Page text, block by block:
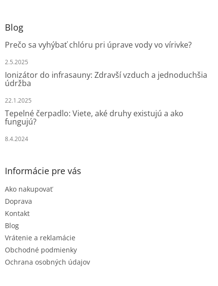
Blog
Prečo sa vyhýbať chlóru pri úprave vody vo vírivke?
2.5.2025
Ionizátor do infrasauny: Zdravší vzduch a jednoduchšia
údržba
22.1.2025
Tepelné čerpadlo: Viete, aké druhy existujú a ako
fungujú?
8.4.2024
Informácie pre vás
Ako nakupovať
Doprava
Kontakt
Blog
Vrátenie a reklamácie
Obchodné podmienky
Ochrana osobných údajov